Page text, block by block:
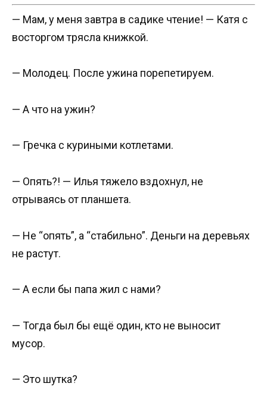
— Мам, у меня завтра в садике чтение! — Катя с
восторгом трясла книжкой.
— Молодец. После ужина порепетируем.
— А что на ужин?
— Гречка с куриными котлетами.
— Опять?! — Илья тяжело вздохнул, не
отрываясь от планшета.
— Не “опять”, а “стабильно”. Деньги на деревьях
не растут.
— А если бы папа жил с нами?
— Тогда был бы ещё один, кто не выносит
мусор.
— Это шутка?